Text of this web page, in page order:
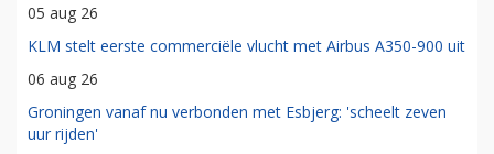
05 aug 26
KLM stelt eerste commerciële vlucht met Airbus A350-900 uit
06 aug 26
Groningen vanaf nu verbonden met Esbjerg: 'scheelt zeven
uur rijden'